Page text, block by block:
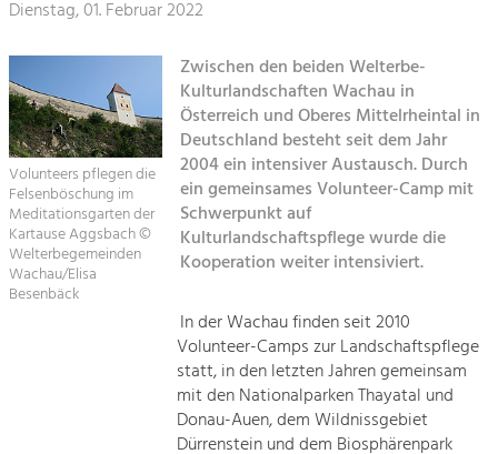
Impressum
Sitemap
Kontakt
Land- & Forstwirtschaft
Kulturlandschaft.
Tourismus
Angebotsentwicklung und
Positionierung.
Kunst & Kultur
Handwerk, Wissenschaft und Forschung.
Soziales, Bildung &
Gleichberechtigung, Jugend und
Mobilität & Energie
Klimawandel, öffentlicher Verkehr und
erneuerbare Energie
Dienstag, 01. Februar 2022
Volunteers pflegen die
Felsenböschung im
Meditationsgarten der
Kartause Aggsbach ©
Welterbegemeinden
Wachau/Elisa
Besenbäck
Zwischen den beiden Welterbe-
Kulturlandschaften Wachau in
Österreich und Oberes Mittelrheintal in
Deutschland besteht seit dem Jahr
2004 ein intensiver Austausch. Durch
ein gemeinsames Volunteer-Camp mit
Schwerpunkt auf
Kulturlandschaftspflege wurde die
Kooperation weiter intensiviert.
In der Wachau finden seit 2010
Volunteer-Camps zur Landschaftspflege
statt, in den letzten Jahren gemeinsam
mit den Nationalparken Thayatal und
Donau-Auen, dem Wildnissgebiet
Dürrenstein und dem Biosphärenpark